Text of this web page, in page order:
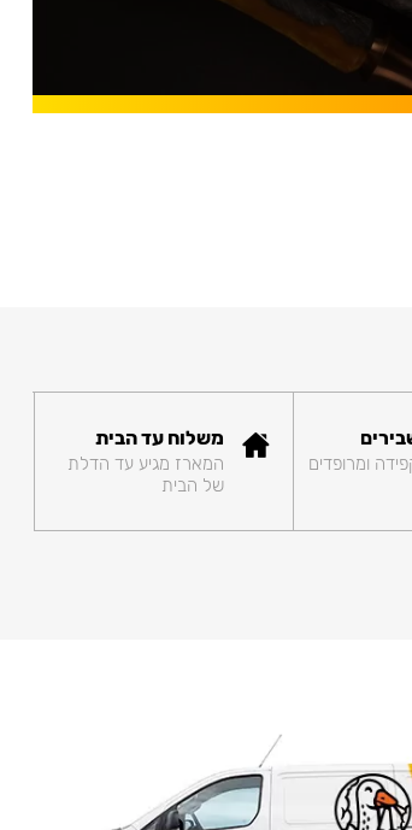
ומרופדים
משלוח עד הבית
המארז מגיע עד הדלת
של הבית